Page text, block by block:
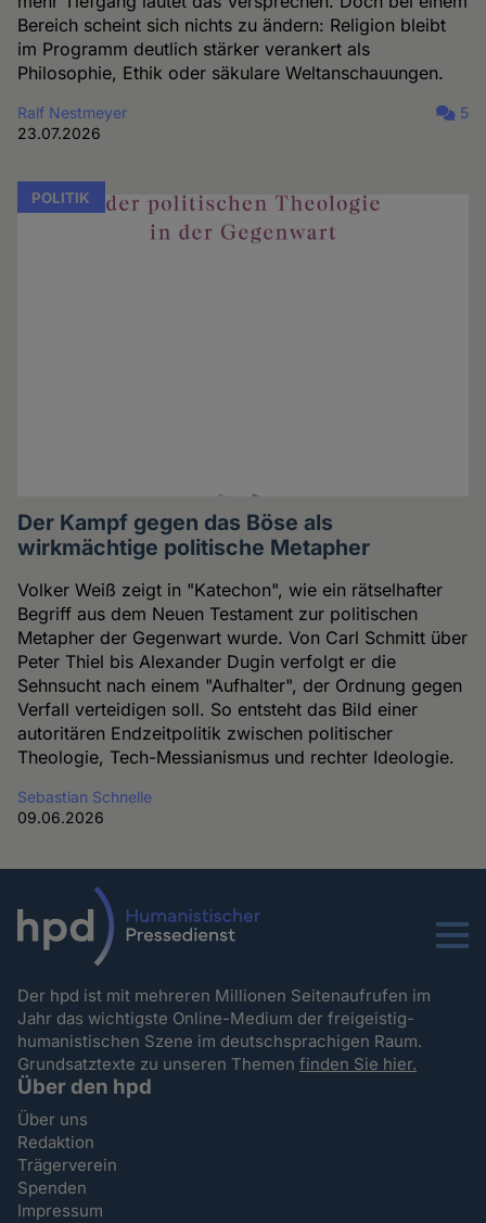
Bereich scheint sich nichts zu ändern: Religion bleibt
im Programm deutlich stärker verankert als
Philosophie, Ethik oder säkulare Weltanschauungen.
Ralf Nestmeyer
23.07.2026
5
POLITIK
Der Kampf gegen das Böse als
wirkmächtige politische Metapher
Volker Weiß zeigt in "Katechon", wie ein rätselhafter
Begriff aus dem Neuen Testament zur politischen
Metapher der Gegenwart wurde. Von Carl Schmitt über
Peter Thiel bis Alexander Dugin verfolgt er die
Sehnsucht nach einem "Aufhalter", der Ordnung gegen
Verfall verteidigen soll. So entsteht das Bild einer
autoritären Endzeitpolitik zwischen politischer
Theologie, Tech-Messianismus und rechter Ideologie.
Sebastian Schnelle
09.06.2026
Menu
Der hpd ist mit mehreren Millionen Seitenaufrufen im
Jahr das wichtigste Online-Medium der freigeistig-
humanistischen Szene im deutschsprachigen Raum.
Grundsatztexte zu unseren Themenfinden Sie hier.
Über den hpd
Über uns
Redaktion
Trägerverein
Spenden
Impressum